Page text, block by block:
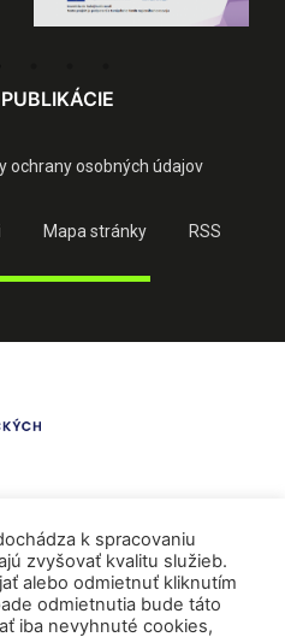
ochrany osobných údajov
Mapa stránky RSS
k spracovaniu
zvyšovať kvalitu služieb.
alebo odmietnuť kliknutím
odmietnutia bude táto
iba nevyhnuté cookies,